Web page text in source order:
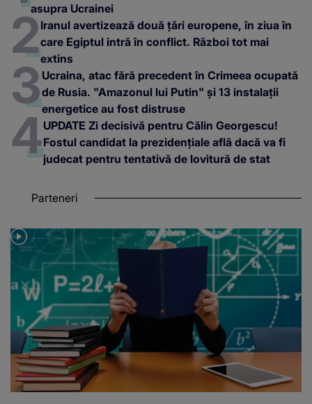
asupra Ucrainei
Iranul avertizează două țări europene, în ziua în
care Egiptul intră în conflict. Război tot mai
extins
Ucraina, atac fără precedent în Crimeea ocupată
de Rusia. "Amazonul lui Putin" și 13 instalații
energetice au fost distruse
UPDATE Zi decisivă pentru Călin Georgescu!
Fostul candidat la prezidențiale află dacă va fi
judecat pentru tentativă de lovitură de stat
Parteneri